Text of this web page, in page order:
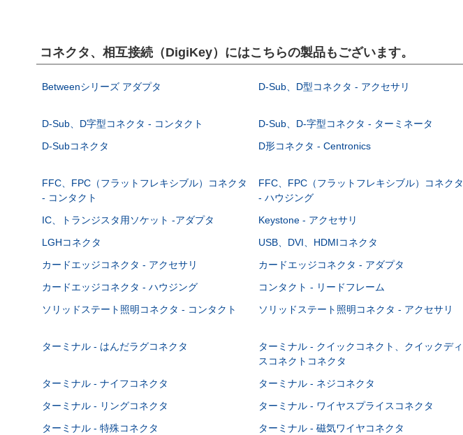
コネクタ、相互接続（DigiKey）にはこちらの製品もございます。
Betweenシリーズ アダプタ D-Sub、D型コネクタ - アクセサリ
D-Sub、D字型コネクタ - コンタクト D-Sub、D-字型コネクタ - ターミネータ
D-Subコネクタ
D形コネクタ - Centronics
FFC、FPC（フラットフレキシブル）コネクタ
- コンタクト
FFC、FPC（フラットフレキシブル）コネクタ
- ハウジング
IC、トランジスタ用ソケット -アダプタ Keystone - アクセサリ
LGHコネクタ
USB、DVI、HDMIコネクタ
カードエッジコネクタ - アクセサリ
カードエッジコネクタ - アダプタ
カードエッジコネクタ - ハウジング
コンタクト - リードフレーム
ソリッドステート照明コネクタ - コンタクト
ソリッドステート照明コネクタ - アクセサリ
ターミナル - はんだラグコネクタ
ターミナル - クイックコネクト、クイックディ
スコネクトコネクタ
ターミナル - ナイフコネクタ ターミナル - ネジコネクタ
ターミナル - リングコネクタ
ターミナル - ワイヤスプライスコネクタ
ターミナル - 特殊コネクタ
ターミナル - 磁気ワイヤコネクタ